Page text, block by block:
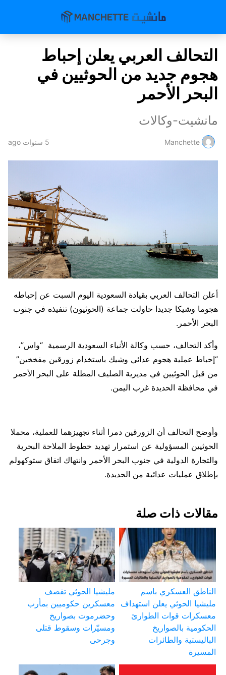
التحالف العربي يعلن إحباط
هجوم جديد من الحوثيين في
البحر الأحمر
مانشيت-وكالات
Manchette 5 سنوات ago
أعلن التحالف العربي بقيادة السعودية اليوم السبت عن إحباطه
هجوما وشيكا جديدا حاولت جماعة (الحوثيون) تنفيذه في جنوب
البحر الأحمر.
وأكد التحالف، حسب وكالة الأنباء السعودية الرسمية “واس”،
“إحباط عملية هجوم عدائي وشيك باستخدام زورقين مفخخين”
من قبل الحوثيين في مديرية الصليف المطلة على البحر الأحمر
في محافظة الحديدة غرب اليمن.
وأوضح التحالف أن الزورقين دمرا أثناء تجهيزهما للعملية، محملا
الحوثيين المسؤولية عن استمرار تهديد خطوط الملاحة البحرية
والتجارة الدولية في جنوب البحر الأحمر وانتهاك اتفاق ستوكهولم
بإطلاق عمليات عدائية من الحديدة.
مقالات ذات صلة
الناطق العسكري باسم
مليشيا الحوثي يعلن استهداف
معسكرات قوات الطوارئ
الحكومية بالصواريخ
الباليستية والطائرات
المسيرة
مليشيا الحوثي تقصف
معسكرين حكوميين بمأرب
وحضرموت بصواريخ
ومسيّرات وسقوط قتلى
وجرحى